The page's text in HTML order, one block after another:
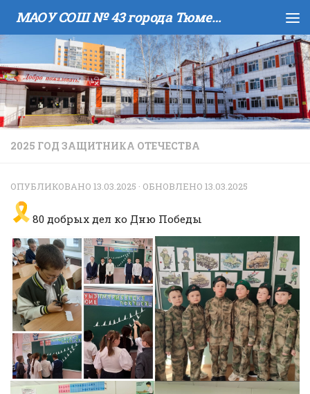
Skip to content МАОУ COШ № 43 города Тюмени имени В.И. Муравленко
2025 ГОД ЗАЩИТНИКА ОТЕЧЕСТВА
ОПУБЛИКОВАНО 13.03.2025 · ОБНОВЛЕНО 13.03.2025
80 добрых дел ко Дню Победы